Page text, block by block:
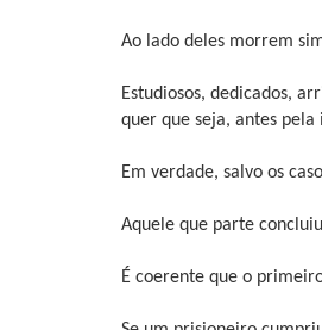
Ao lado deles morrem
Estudiosos, dedicados,
quer que seja, antes pela
Em verdade, salvo os
Aquele que parte
É coerente que o